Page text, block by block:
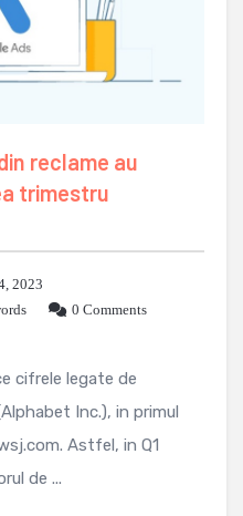
reclame au
trimestru
2023
0 Comments
cifrele legate de
Inc.), in primul
Astfel, in Q1
de ...